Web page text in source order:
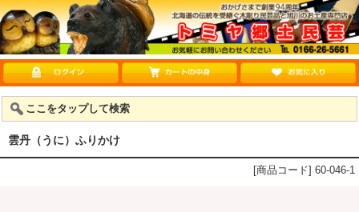
ここをタップして検索
雲丹（うに）ふりかけ
[商品コード] 60-046-1